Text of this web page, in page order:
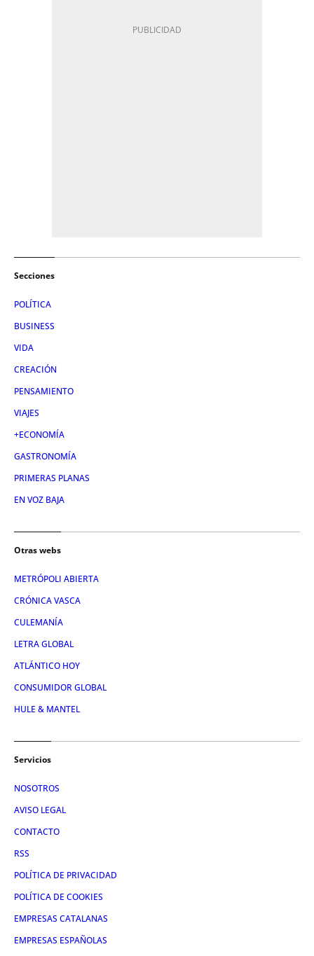
Secciones
POLÍTICA
BUSINESS
VIDA
CREACIÓN
PENSAMIENTO
VIAJES
+ECONOMÍA
GASTRONOMÍA
PRIMERAS PLANAS
EN VOZ BAJA
Otras webs
METRÓPOLI ABIERTA
CRÓNICA VASCA
CULEMANÍA
LETRA GLOBAL
ATLÁNTICO HOY
CONSUMIDOR GLOBAL
HULE & MANTEL
Servicios
NOSOTROS
AVISO LEGAL
CONTACTO
RSS
POLÍTICA DE PRIVACIDAD
POLÍTICA DE COOKIES
EMPRESAS CATALANAS
EMPRESAS ESPAÑOLAS